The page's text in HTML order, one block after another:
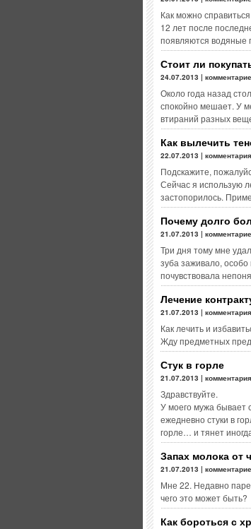
Как можно
12 лет после
появляются
Стоит ли
24.07.2013 |
Около года назад
спокойно мешает. У
втираний разных
Как вылечить
22.07.2013 |
Подскажите,
Сейчас я использую
застопорилось.
Почему долго
21.07.2013 |
Три дня тому мне
зуба заживало,
почувствовала
Лечение
21.07.2013 |
Как лечить и
Жду предметных
Стук в горле
21.07.2013 |
Здравствуйте.
У моего мужа бывает
ежедневно стуки в
горле… и тянет
Запах молока от
21.07.2013 |
Мне 22. Недавно
чего это может быть?
Как бороться с